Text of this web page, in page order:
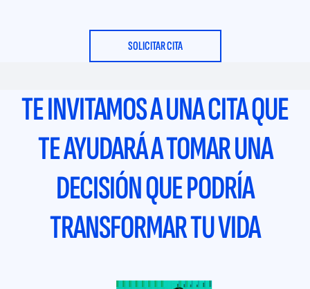
SOLICITAR CITA
TE INVITAMOS A UNA CITA QUE
TE AYUDARÁ A TOMAR UNA
DECISIÓN QUE PODRÍA
TRANSFORMAR TU VIDA